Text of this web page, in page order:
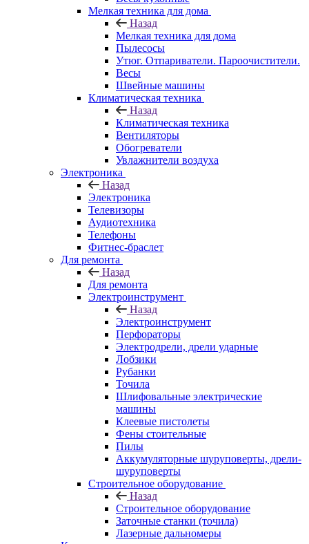
Мелкая техника для дома
Назад
Мелкая техника для дома
Пылесосы
Утюг. Отпариватели. Пароочистители.
Весы
Швейные машины
Климатическая техника
Назад
Климатическая техника
Вентиляторы
Обогреватели
Увлажнители воздуха
Электроника
Назад
Электроника
Телевизоры
Аудиотехника
Телефоны
Фитнес-браслет
Для ремонта
Назад
Для ремонта
Электроинструмент
Назад
Электроинструмент
Перфораторы
Электродрели, дрели ударные
Лобзики
Рубанки
Точила
Шлифовальные электрические
машины
Клеевые пистолеты
Фены стоительные
Пилы
Аккумуляторные шуруповерты, дрели-
шуруповерты
Строительное оборудование
Назад
Строительное оборудование
Заточные станки (точила)
Лазерные дальномеры